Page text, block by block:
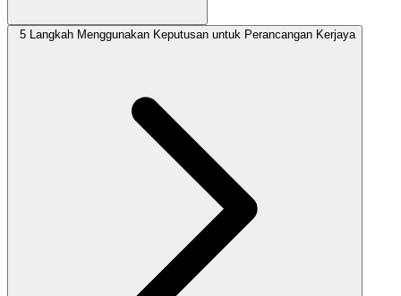
5 Langkah Menggunakan Keputusan untuk Perancangan Kerjaya